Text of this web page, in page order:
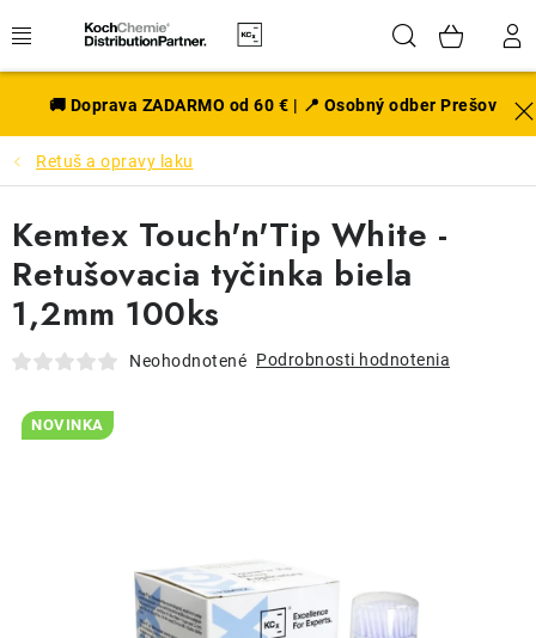
na
Hľadať
EXTERIÉR
DISKY A PNEU
INTERIÉR
PRÍSLUŠENSTVO
VÔNE DO AUTA
VÝHODNÉ SADY
DARČEKOVÉ POUKAZY
🚚 Doprava ZADARMO od 60 € | 📍 Osobný odber Prešov
Retuš a opravy laku
Kemtex Touch'n'Tip White -
Retušovacia tyčinka biela
1,2mm 100ks
Neohodnotené Podrobnosti hodnotenia
NOVINKA